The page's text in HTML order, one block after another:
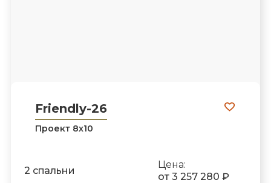
Friendly-26
Проект 8х10
2 спальни
Цена:
от 3 257 280 ₽